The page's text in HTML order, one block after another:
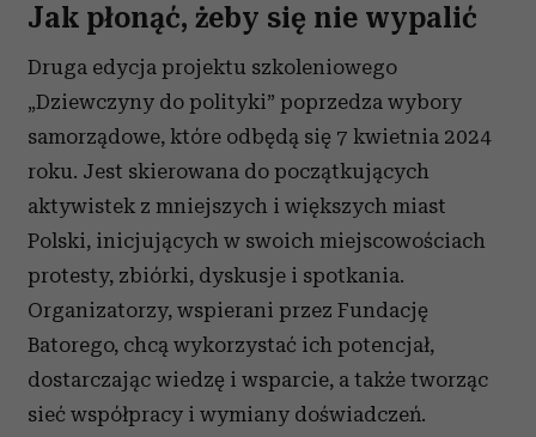
Jak płonąć, żeby się nie wypalić
Druga edycja projektu szkoleniowego
„Dziewczyny do polityki” poprzedza wybory
samorządowe, które odbędą się 7 kwietnia 2024
roku. Jest skierowana do początkujących
aktywistek z mniejszych i większych miast
Polski, inicjujących w swoich miejscowościach
protesty, zbiórki, dyskusje i spotkania.
Organizatorzy, wspierani przez Fundację
Batorego, chcą wykorzystać ich potencjał,
dostarczając wiedzę i wsparcie, a także tworząc
sieć współpracy i wymiany doświadczeń.